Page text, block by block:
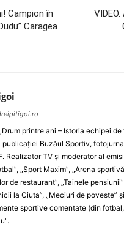
Campion în
Caragea
printre ani – Istoria echipei
publicaţiei Buzăul Sportiv,
Realizator TV şi moderator al
„Sport Maxim”, „Arena
de restaurant”, „Tainele
la Ciuta”, „Meciuri de poveste”
sportive comentate (din